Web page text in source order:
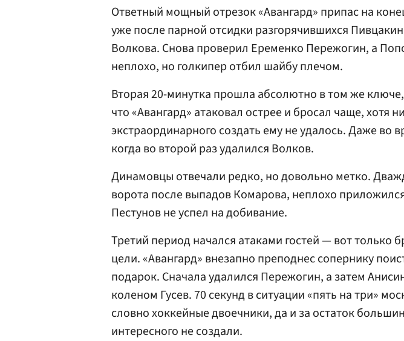
Ответный мощный отрезок «Авангард» припас на
уже после парной отсидки разгорячившихся
Волкова. Снова проверил Еременко Пережогин, а
неплохо, но голкипер отбил шайбу плечом.
Вторая 20-минутка прошла абсолютно в том же
что «Авангард» атаковал острее и бросал чаще, хотя
экстраординарного создать ему не удалось. Даже во
когда во второй раз удалился Волков.
Динамовцы отвечали редко, но довольно метко.
ворота после выпадов Комарова, неплохо
Пестунов не успел на добивание.
Третий период начался атаками гостей — вот только
цели. «Авангард» внезапно преподнес сопернику
подарок. Сначала удалился Пережогин, а затем
коленом Гусев. 70 секунд в ситуации «пять на три»
словно хоккейные двоечники, да и за остаток
интересного не создали.